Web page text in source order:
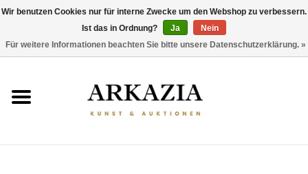
AKTUELLER KATALOG
Wir benutzen Cookies nur für interne Zwecke um den Webshop zu verbessern.
Ist das in Ordnung?
Ja
Nein
Für weitere Informationen beachten Sie bitte unsere Datenschutzerklärung. »